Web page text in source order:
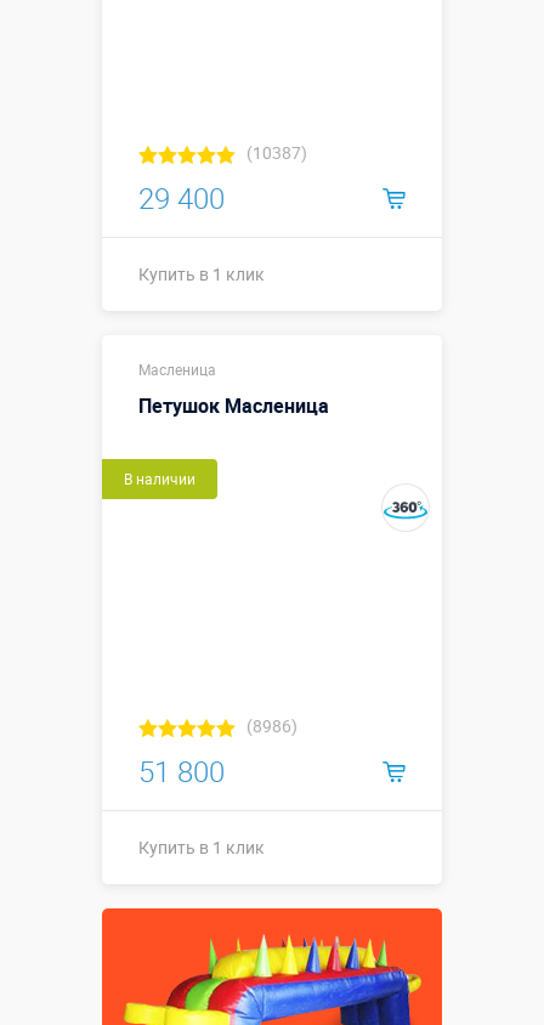
(10387)
29 400
Купить в 1 клик
Масленица
Петушок Масленица
В наличии
(8986)
51 800
Купить в 1 клик